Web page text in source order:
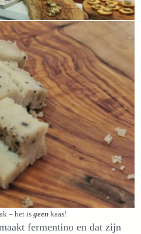
– het is geen kaas!
fermentino en dat zijn